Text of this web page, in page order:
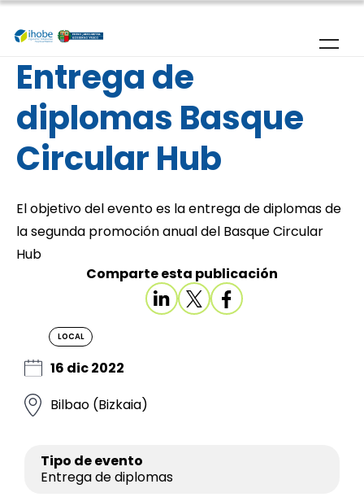
Pasar al contenido principal
Entrega de
diplomas Basque
Circular Hub
El objetivo del evento es la entrega de diplomas de
la segunda promoción anual del Basque Circular
Hub
Comparte esta publicación
LOCAL
16 dic 2022
Bilbao (Bizkaia)
Tipo de evento
Entrega de diplomas